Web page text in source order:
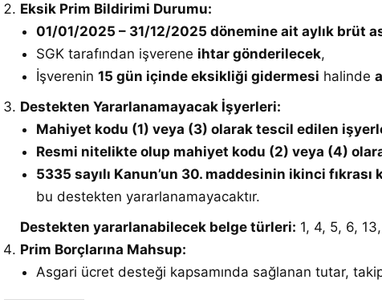
Eksik Prim Bildirimi Durumu:
01/01/2025 – 31/12/2025 dönemine ait aylık brüt
SGK tarafından işverene ihtar gönderilecek,
İşverenin 15 gün içinde eksikliği gidermesi halinde
Destekten Yararlanamayacak İşyerleri:
Mahiyet kodu (1) veya (3) olarak tescil edilen
Resmi nitelikte olup mahiyet kodu (2) veya (4)
5335 sayılı Kanun’un 30. maddesinin ikinci
bu destekten yararlanamayacaktır.
Destekten yararlanabilecek belge türleri: 1, 4, 5, 6,
Prim Borçlarına Mahsup:
Asgari ücret desteği kapsamında sağlanan tutar,